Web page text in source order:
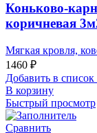
Коньково-
коричневая
Мягкая кровля,
1460 ₽
Добавить в
В корзину
Быстрый просмотр
Сравнить